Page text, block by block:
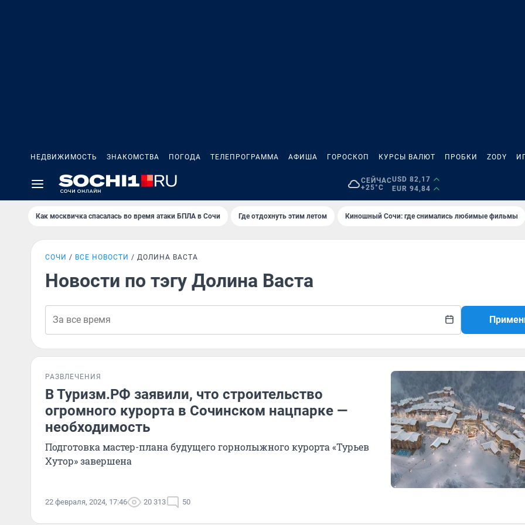
НЕДВИЖИМОСТЬ ЗНАКОМСТВА ПОГОДА ТЕЛЕПРОГРАММА АФИША ГОРОСКОП КУРСЫ ВАЛЮТ ПРОБКИ ZODY
СЕЙЧАС
+25°C
USD 82,17
EUR 94,84
Как москвичка спасалась во время атаки БПЛА в Сочи Где отдохнуть этим летом Киношный Сочи: где снимались любимые фильмы
СОЧИ ВСЕ НОВОСТИ ДОЛИНА ВАСТА
Новости по тэгу Долина Васта
РАЗВЛЕЧЕНИЯ
В Туризм.РФ заявили, что строительство
огромного курорта в Сочинском нацпарке —
необходимость
Подготовка мастер-плана будущего горнолыжного курорта «Турьев
Хутор» завершена
22 февраля, 2024, 17:46 20 313 50